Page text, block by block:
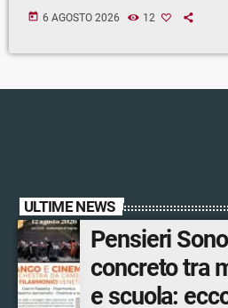
today 6 AGOSTO 2026 12
ULTIME NEWS
Pensieri
concreto tra
e scuola: